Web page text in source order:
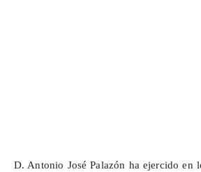
D. Antonio José Palazón ha ejercido en